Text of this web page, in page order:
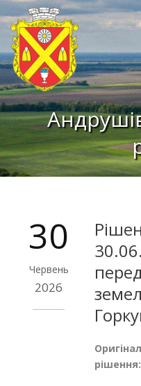
30
Червень
2026
рішення: